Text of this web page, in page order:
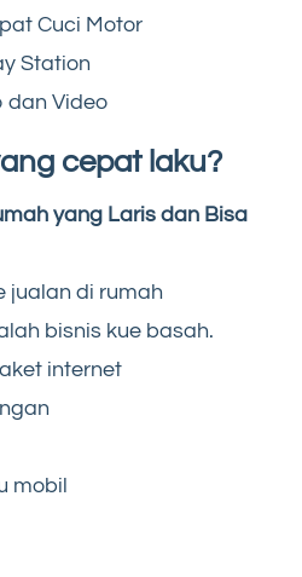
Cuci Motor
Station
dan Video
cepat laku?
yang Laris dan Bisa
jualan di rumah
bisnis kue basah.
internet
mobil